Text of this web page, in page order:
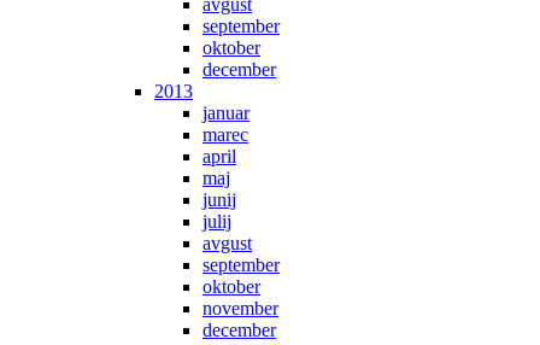
avgust
september
oktober
december
2013
januar
marec
april
maj
junij
julij
avgust
september
oktober
november
december